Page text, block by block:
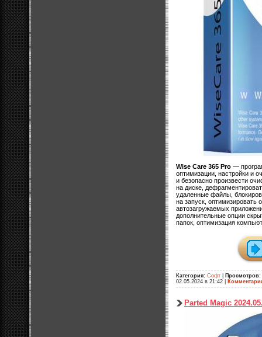
Wise Care 365 Pro —
оптимизации, настройки и
и безопасно произвести
на диске,
удаленные файлы,
на запуск, оптимизировать
автозагружаемых
дополнительные опции
папок, оптимизация
Категория: Софт Просмотров:
02.05.2024 в 21:42
Parted Magic